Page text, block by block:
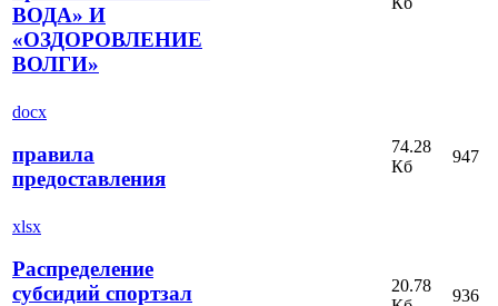
ВОДА» И
«ОЗДОРОВЛЕНИЕ
ВОЛГИ»
docx
правила
предоставления
74.28
Кб
947
xlsx
Распределение
субсидий спортзал
20.78
936